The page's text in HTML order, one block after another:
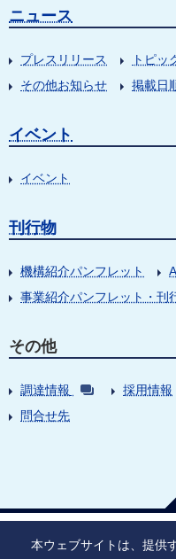
ニュース
プレスリリース トピッ
その他お知らせ
掲載日
イベント
イベント
刊行物
機構紹介パンフレット
事業紹介パンフレット・刊
その他
調達情報 採用情報
問合せ先
本ウェブサイトは、提供